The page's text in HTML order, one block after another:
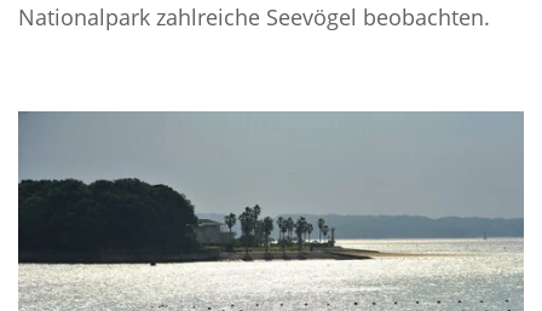
Nationalpark zahlreiche Seevögel beobachten.